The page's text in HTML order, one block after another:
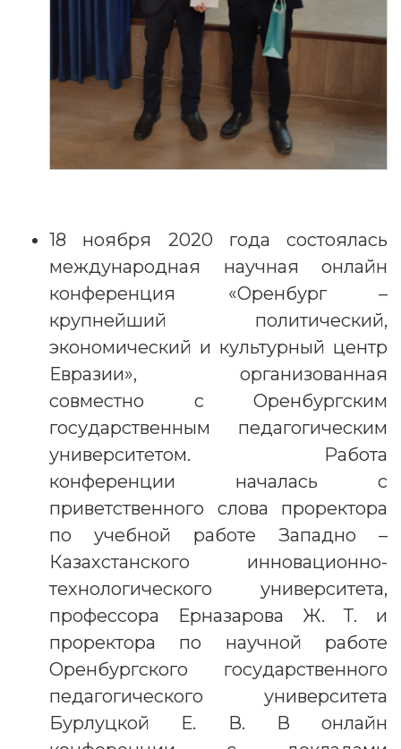
18 ноября 2020 года состоялась
международная научная онлайн
конференция «Оренбург –
крупнейший политический,
экономический и культурный центр
Евразии», организованная
совместно с Оренбургским
государственным педагогическим
университетом. Работа
конференции началась с
приветственного слова проректора
по учебной работе Западно –
Казахстанского инновационно-
технологического университета,
профессора Ерназарова Ж. Т. и
проректора по научной работе
Оренбургского государственного
педагогического университета
Бурлуцкой Е. В. В онлайн